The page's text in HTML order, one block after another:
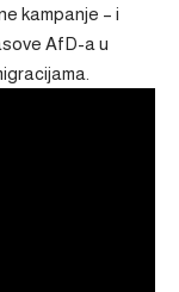
kampanje – i
AfD-a u